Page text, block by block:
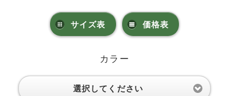
サイズ表 価格表
カラー
選択してください